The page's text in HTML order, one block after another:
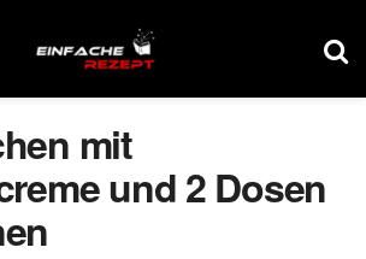
mit
und 2 Dosen